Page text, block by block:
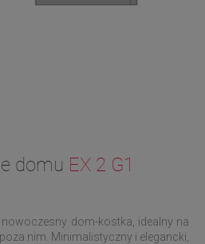
domu EX 2 G1
dom-kostka, idealny na
nim. Minimalistyczny i elegancki,